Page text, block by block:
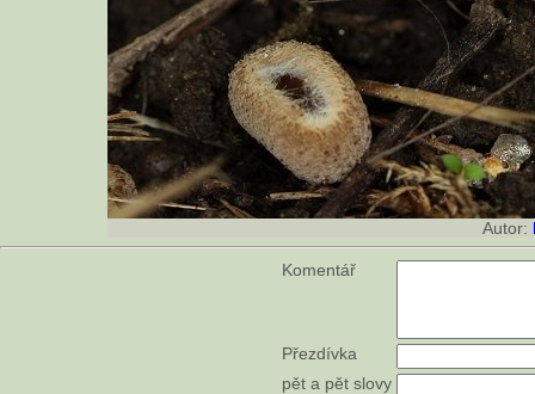
Autor:
Komentář
Přezdívka
pět a pět slovy